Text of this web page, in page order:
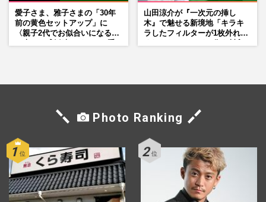
愛子さま、雅子さまの「30年
前の黄色セットアップ」に
〈親子2代でお似合いになる〉
山田涼介が『一次元の挿し
木』で魅せる新境地「キラキ
ラしたフィルターが1枚外れて
Photo Ranking